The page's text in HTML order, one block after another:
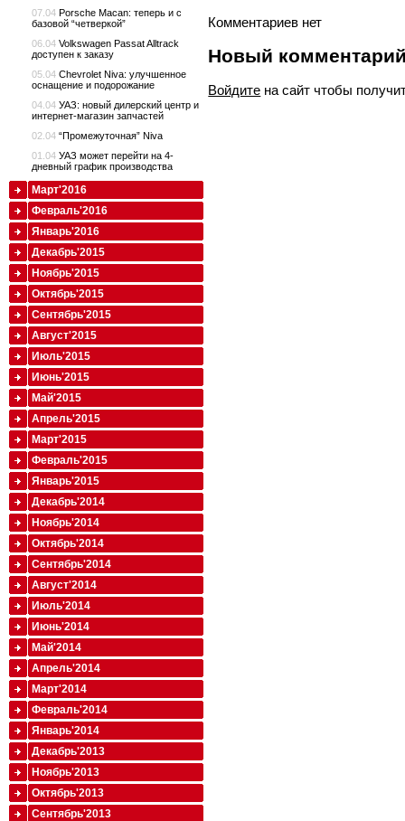
Комментариев нет
Новый
Войдите на сайт чтобы
07.04 Porsche Macan: теперь и с
базовой “четверкой”
06.04 Volkswagen Passat Alltrack
доступен к заказу
05.04 Chevrolet Niva: улучшенное
оснащение и подорожание
04.04 УАЗ: новый дилерский центр и
интернет-магазин запчастей
02.04 “Промежуточная” Niva
01.04 УАЗ может перейти на 4-
дневный график производства
Март'2016
Февраль'2016
Январь'2016
Декабрь'2015
Ноябрь'2015
Октябрь'2015
Сентябрь'2015
Август'2015
Июль'2015
Июнь'2015
Май'2015
Апрель'2015
Март'2015
Февраль'2015
Январь'2015
Декабрь'2014
Ноябрь'2014
Октябрь'2014
Сентябрь'2014
Август'2014
Июль'2014
Июнь'2014
Май'2014
Апрель'2014
Март'2014
Февраль'2014
Январь'2014
Декабрь'2013
Ноябрь'2013
Октябрь'2013
Сентябрь'2013